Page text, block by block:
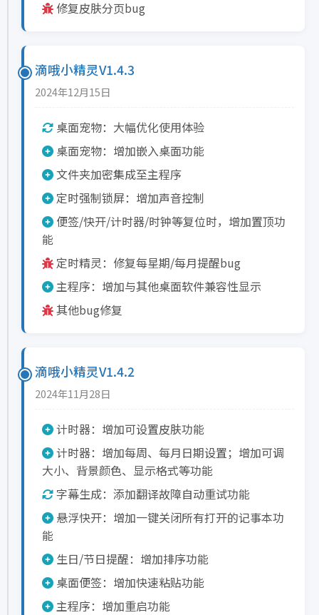
修复皮肤分页bug
滴哦小精灵V1.4.3
2024年12月15日
桌面宠物：大幅优化使用体验
桌面宠物：增加嵌入桌面功能
文件夹加密集成至主程序
定时强制锁屏：增加声音控制
便签/快开/计时器/时钟等复位时，增加置顶功
能
定时精灵：修复每星期/每月提醒bug
主程序：增加与其他桌面软件兼容性显示
其他bug修复
滴哦小精灵V1.4.2
2024年11月28日
计时器：增加可设置皮肤功能
计时器：增加每周、每月日期设置；增加可调
大小、背景颜色、显示格式等功能
字幕生成：添加翻译故障自动重试功能
悬浮快开：增加一键关闭所有打开的记事本功
能
生日/节日提醒：增加排序功能
桌面便签：增加快速粘贴功能
主程序：增加重启功能